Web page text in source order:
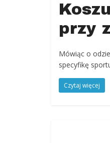
przy
Mówiąc o
specyfikę
Czytaj więcej